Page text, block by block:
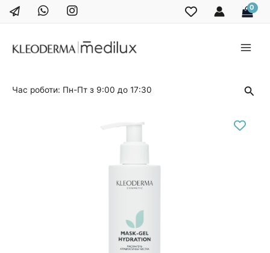
Перейти
Час роботи: Пн-Пт з 9:00 до 17:30